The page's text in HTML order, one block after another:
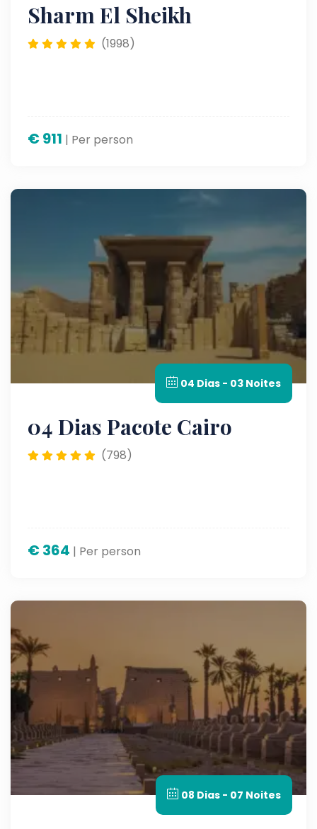
Sharm El Sheikh
(1998)
€911 | Per person
04 Dias - 03 Noites
04 Dias Pacote Cairo
(798)
€364 | Per person
08 Dias - 07 Noites